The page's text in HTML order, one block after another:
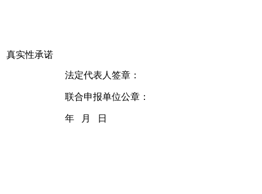
真实性承诺
法定代表人签章：
联合申报单位公章：
年 月 日